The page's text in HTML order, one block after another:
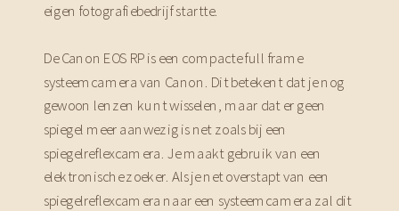
eigen fotografiebedrijf startte.
De Canon EOS RP is een compacte full frame
systeemcamera van Canon. Dit betekent dat je nog
gewoon lenzen kunt wisselen, maar dat er geen
spiegel meer aanwezig is net zoals bij een
spiegelreflexcamera. Je maakt gebruik van een
elektronische zoeker. Als je net overstapt van een
spiegelreflexcamera naar een systeemcamera zal dit